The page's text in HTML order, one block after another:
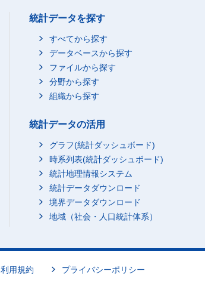
統計データを探す
すべてから探す
データベースから探す
ファイルから探す
分野から探す
組織から探す
統計データの活用
グラフ(統計ダッシュボード)
時系列表(統計ダッシュボード)
統計地理情報システム
統計データダウンロード
境界データダウンロード
地域（社会・人口統計体系）
利用規約 プライバシーポリシー